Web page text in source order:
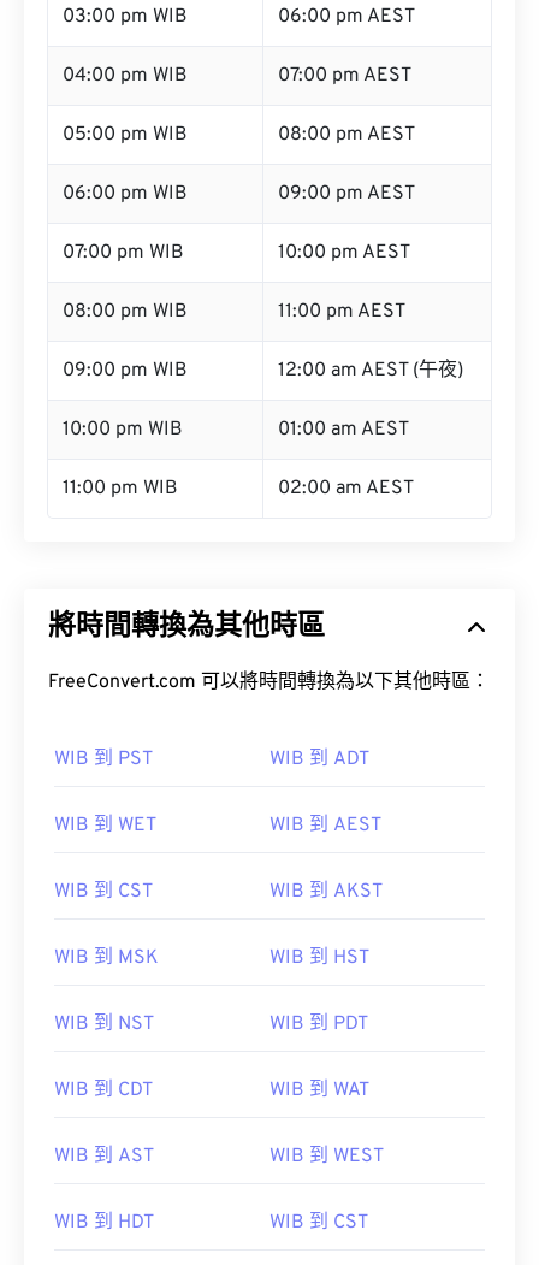
03:00 pm WIB 06:00 pm AEST
04:00 pm WIB 07:00 pm AEST
05:00 pm WIB 08:00 pm AEST
06:00 pm WIB 09:00 pm AEST
07:00 pm WIB 10:00 pm AEST
08:00 pm WIB 11:00 pm AEST
09:00 pm WIB 12:00 am AEST (午夜)
10:00 pm WIB 01:00 am AEST
11:00 pm WIB 02:00 am AEST
將時間轉換為其他時區
FreeConvert.com 可以將時間轉換為以下其他時區：
WIB 到 PST WIB 到 ADT
WIB 到 WET WIB 到 AEST
WIB 到 CST WIB 到 AKST
WIB 到 MSK WIB 到 HST
WIB 到 NST WIB 到 PDT
WIB 到 CDT WIB 到 WAT
WIB 到 AST WIB 到 WEST
WIB 到 HDT WIB 到 CST